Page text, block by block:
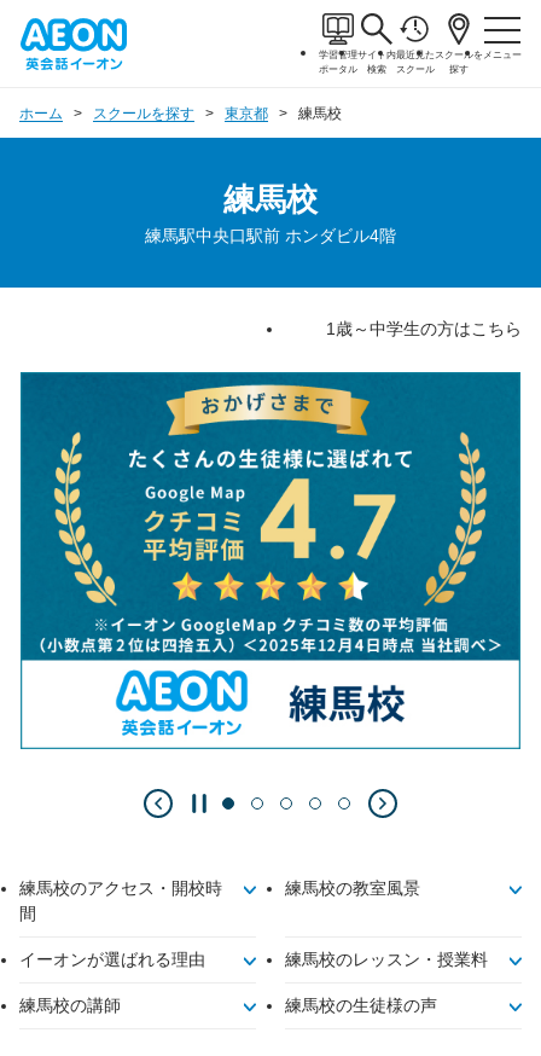
学習管理
ポータル
サイト内
検索
最近見た
スクール
スクールを
探す
メニュー
ホーム スクールを探す 東京都 練馬校
練馬校
練馬駅中央口駅前 ホンダビル4階
1歳～中学生の方はこちら
練馬校のアクセス・開校時
間
練馬校の教室風景
イーオンが選ばれる理由 練馬校のレッスン・授業料
練馬校の講師 練馬校の生徒様の声